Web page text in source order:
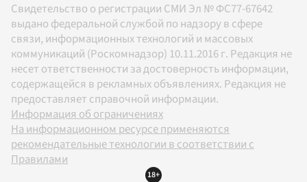
Свидетельство о регистрации СМИ Эл № ФС77-67642
выдано федеральной службой по надзору в сфере
связи, информационных технологий и массовых
коммуникаций (Роскомнадзор) 10.11.2016 г. Редакция не
несет ответственности за достоверность информации,
содержащейся в рекламных объявлениях. Редакция не
предоставляет справочной информации.
Информация об ограничениях
На информационном ресурсе применяются
рекомендательные технологии в соответствии с
Правилами
18+